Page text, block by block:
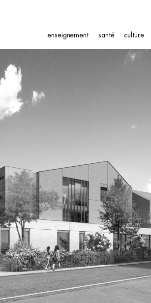
enseignement santé culture